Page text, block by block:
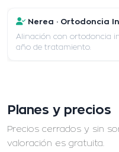
Nerea · Ortodoncia
Alinación con ortodoncia
año de tratamiento.
Planes y precios
Precios cerrados y sin
valoración es gratuita.